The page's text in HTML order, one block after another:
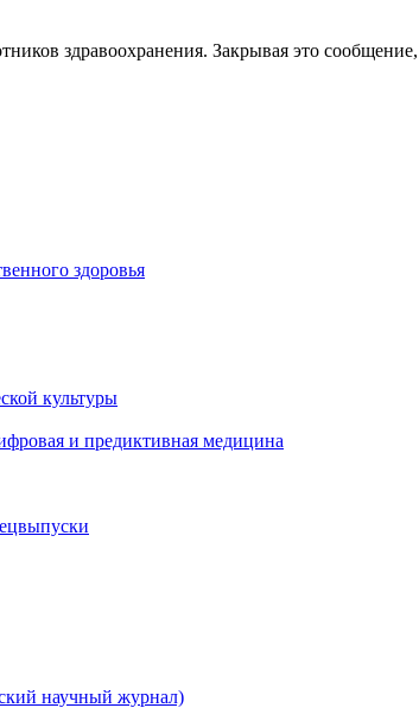
здравоохранения. Закрывая это
здоровья
культуры
и предиктивная медицина
научный журнал)